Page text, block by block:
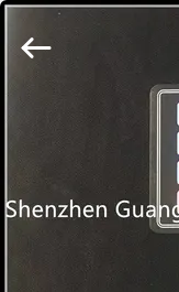
ΠΡΟΪΌΝΤΑ
co.,
Rights
Reserved.